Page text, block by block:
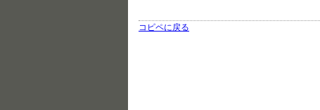
コピペに戻る